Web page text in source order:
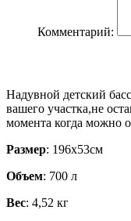
Комментарий:
Надувной детский
вашего участка,не
момента когда можно
Размер: 196х53см
Объем: 700 л
Вес: 4,52 кг